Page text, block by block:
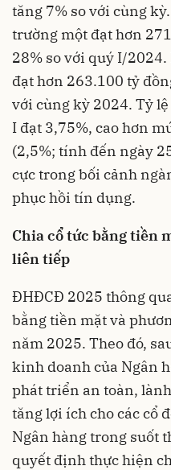
tăng 7% so với cùng
trường một đạt hơn
28% so với quý I/
đạt hơn 263.100 tỷ
với cùng kỳ 2024. Tỷ
I đạt 3,75%, cao hơn
(2,5%; tính đến ngày
cực trong bối cảnh
phục hồi tín dụng.
Chia cổ tức bằng tiền
liên tiếp
ĐHĐCĐ 2025 thông
bằng tiền mặt và
năm 2025. Theo đó,
kinh doanh của Ngân
phát triển an toàn,
tăng lợi ích cho các cổ
Ngân hàng trong suốt
quyết định thực hiện